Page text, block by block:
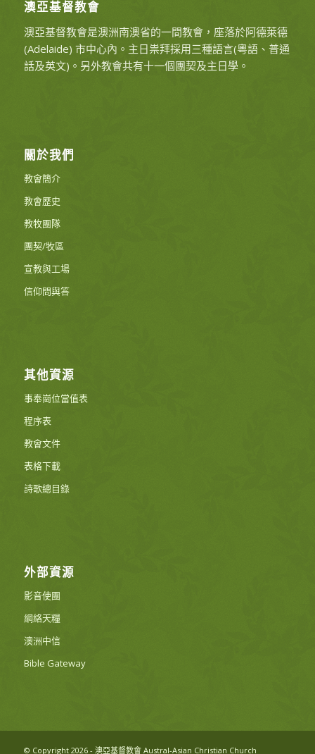
澳亞基督教會
澳亞基督教會是澳洲南澳省的一間教會，座落於阿德萊德
(Adelaide) 市中心內。主日祟拜採用三種語言(粵語、普通
話及英文)。另外教會共有十一個團契及主日學。
關於我們
教會簡介
教會歷史
教牧團隊
團契/牧區
宣教與工場
信仰問與答
其他資源
事奉崗位當值表
程序表
教會文件
表格下載
詩歌總目錄
外部資源
影音使團
網絡天糧
澳洲中信
Bible Gateway
© Copyright 2026 - 澳亞基督教會 Austral-Asian Christian Church